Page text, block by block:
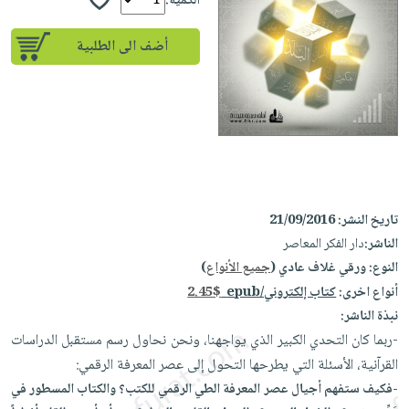
إختياراتنا
كتب
أكاديمية
صندوق
القراءة
iKitab
بلا
حدود
أسئلة
يتكرر
iKitab
على
Android
تحميل
iKitab
على
Apple
أسئلة
يتكرر
طرحها
تحميل
masmu3
على
masmu3
على
Apple
المواضيع
الأكثر
مبيعاً
وسائل
تعليمية
جوائز
تعليمية
الصحة
والعناية
الشخصية
جديد
أجهزة
العناية
الشخصية
العناية
وتصفيف
الشعر
العناية
بالجسم
المطبخ
والسفرة
الكل
أواني
الطهي
أدوات
متجر
الهدايا
أقسام
أضف الى الطلبية
تاريخ النشر:21/09/2016
الناشر:دار الفكر المعاصر
النوع:ورقي غلاف عادي (جميع الأنواع)
أنواع اخرى:كتاب إلكتروني/epub
2.45$
نبذة الناشر:
-ربما كان التحدي الكبير الذي يواجهنا، ونحن نحاول رسم مستقبل الدراسات
القرآنية، الأسئلة التي يطرحها التحول إلى عصر المعرفة الرقمي:
-فكيف ستفهم أجيال عصر المعرفة الطي الرقمي للكتب؟ والكتاب المسطور في